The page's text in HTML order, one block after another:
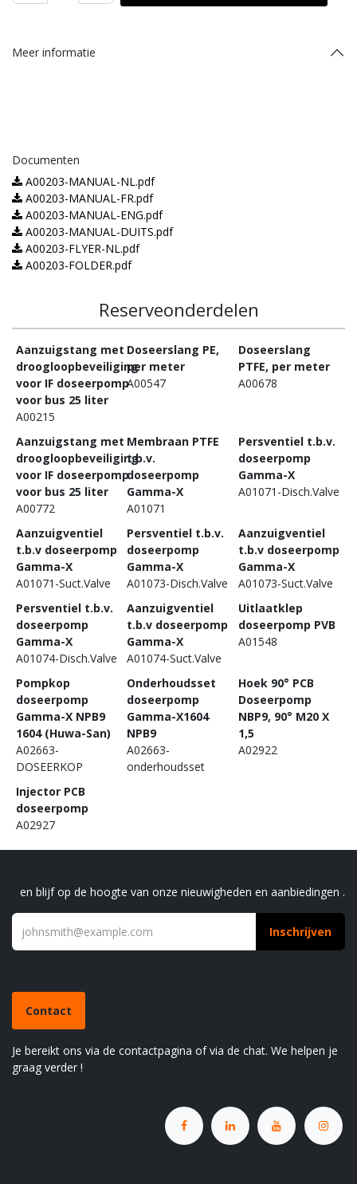
Meer informatie
Documenten
A00203-MANUAL-NL.pdf
A00203-MANUAL-FR.pdf
A00203-MANUAL-ENG.pdf
A00203-MANUAL-DUITS.pdf
A00203-FLYER-NL.pdf
A00203-FOLDER.pdf
Reserveonderdelen
Aanzuigstang met
droogloopbeveiliging
voor IF doseerpomp
voor bus 25 liter
A00215
Doseerslang PE,
per meter
A00547
Doseerslang
PTFE, per meter
A00678
Aanzuigstang met
droogloopbeveiliging
voor IF doseerpomp
voor bus 25 liter
A00772
Membraan PTFE
t.b.v.
doseerpomp
Gamma-X
A01071
Persventiel t.b.v.
doseerpomp
Gamma-X
A01071-Disch.Valve
Aanzuigventiel
t.b.v doseerpomp
Gamma-X
A01071-Suct.Valve
Persventiel t.b.v.
doseerpomp
Gamma-X
A01073-Disch.Valve
Aanzuigventiel
t.b.v doseerpomp
Gamma-X
A01073-Suct.Valve
Persventiel t.b.v.
doseerpomp
Gamma-X
A01074-Disch.Valve
Aanzuigventiel
t.b.v doseerpomp
Gamma-X
A01074-Suct.Valve
Uitlaatklep
doseerpomp PVB
A01548
Pompkop
doseerpomp
Gamma-X NPB9
1604 (Huwa-San)
A02663-
DOSEERKOP
Onderhoudsset
doseerpomp
Gamma-X1604
NPB9
A02663-
onderhoudsset
Hoek 90° PCB
Doseerpomp
NBP9, 90° M20 X
1,5
A02922
Injector PCB
doseerpomp
A02927
en blijf op de hoogte van onze nieuwigheden en aanbiedingen .
Inschrijven
Contact
Je bereikt ons via de contactpagina of via de chat. We helpen je
graag verder !